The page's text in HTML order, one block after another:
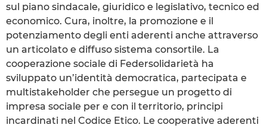
sul piano sindacale, giuridico e legislativo, tecnico ed
economico. Cura, inoltre, la promozione e il
potenziamento degli enti aderenti anche attraverso
un articolato e diffuso sistema consortile. La
cooperazione sociale di Federsolidarietà ha
sviluppato un’identità democratica, partecipata e
multistakeholder che persegue un progetto di
impresa sociale per e con il territorio, principi
incardinati nel Codice Etico. Le cooperative aderenti